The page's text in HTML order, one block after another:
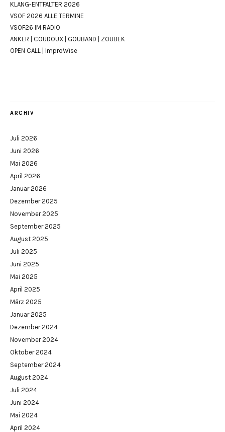
KLANG-ENTFALTER 2026
VSOF 2026 ALLE TERMINE
VSOF26 IM RADIO
ANKER | COUDOUX | GOUBAND | ZOUBEK
OPEN CALL | ImproWise
ARCHIV
Juli 2026
Juni 2026
Mai 2026
April 2026
Januar 2026
Dezember 2025
November 2025
September 2025
August 2025
Juli 2025
Juni 2025
Mai 2025
April 2025
März 2025
Januar 2025
Dezember 2024
November 2024
Oktober 2024
September 2024
August 2024
Juli 2024
Juni 2024
Mai 2024
April 2024